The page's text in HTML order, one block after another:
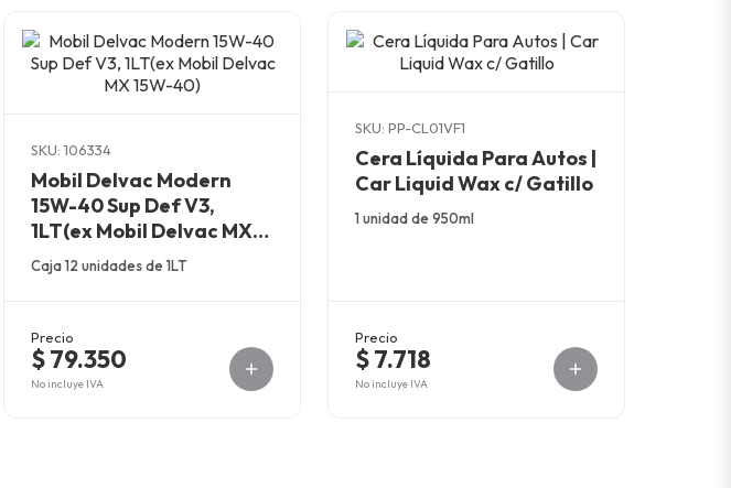
SKU: 106334
Mobil Delvac Modern
15W-40 Sup Def V3,
1LT(ex Mobil Delvac MX
15W-40)
Caja 12 unidades de 1LT
Precio
$ 79.350
No incluye IVA
SKU: PP-CL01VF1
Cera Líquida Para Autos |
Car Liquid Wax c/ Gatillo
1 unidad de 950ml
Precio
$ 7.718
No incluye IVA